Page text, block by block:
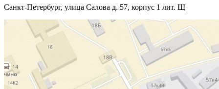
Санкт-Петербург, улица Салова д. 57, корпус 1 лит. Щ